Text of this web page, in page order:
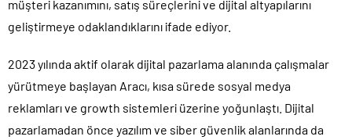
müşteri kazanımını, satış süreçlerini ve dijital altyapılarını
geliştirmeye odaklandıklarını ifade ediyor.
2023 yılında aktif olarak dijital pazarlama alanında çalışmalar
yürütmeye başlayan Aracı, kısa sürede sosyal medya
reklamları ve growth sistemleri üzerine yoğunlaştı. Dijital
pazarlamadan önce yazılım ve siber güvenlik alanlarında da